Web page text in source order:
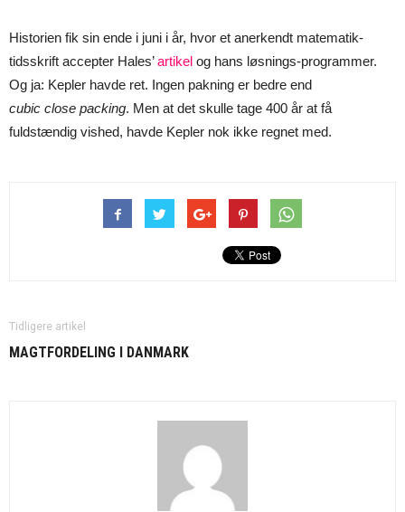
Historien fik sin ende i juni i år, hvor et anerkendt matematik-
tidsskrift accepter Hales’artikel og hans løsnings-programmer.
Og ja: Kepler havde ret. Ingen pakning er bedre end
cubic close packing. Men at det skulle tage 400 år at få
fuldstændig vished, havde Kepler nok ikke regnet med.
Tidligere artikel
MAGTFORDELING I DANMARK